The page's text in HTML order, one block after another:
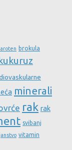
brokula
minerali
rak rak
svibanj
vitamin